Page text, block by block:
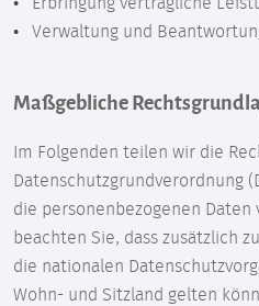
Verwaltung und
Maßgebliche
Im Folgenden teilen wir die
Datenschutzgrundverordnung
die personenbezogenen
beachten Sie, dass zusätzlich
die nationalen
Wohn- und Sitzland gelten